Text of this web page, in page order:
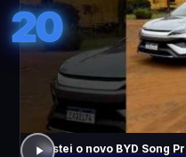
20
Testei o novo BYD Song